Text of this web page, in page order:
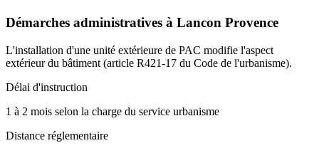
Démarches administratives à Lancon Provence
L'installation d'une unité extérieure de PAC modifie l'aspect
extérieur du bâtiment (article R421-17 du Code de l'urbanisme).
Délai d'instruction
1 à 2 mois selon la charge du service urbanisme
Distance réglementaire